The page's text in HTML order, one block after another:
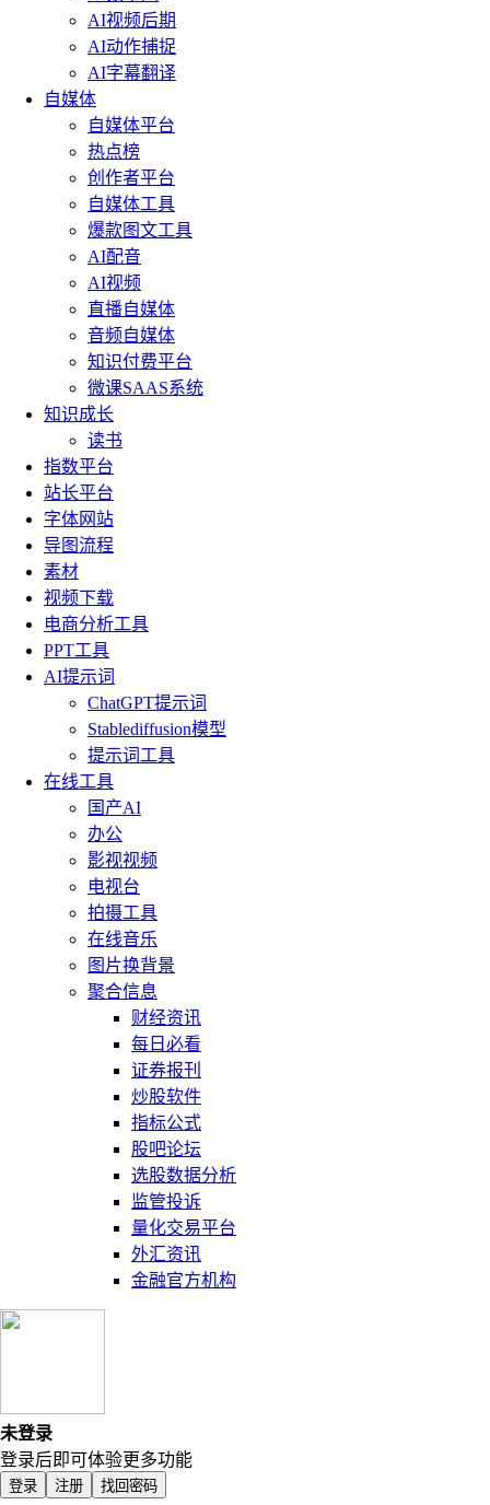
AI视频后期
AI动作捕捉
AI字幕翻译
自媒体
自媒体平台
热点榜
创作者平台
自媒体工具
爆款图文工具
AI配音
AI视频
直播自媒体
音频自媒体
知识付费平台
微课SAAS系统
知识成长
读书
指数平台
站长平台
字体网站
导图流程
素材
视频下载
电商分析工具
PPT工具
AI提示词
ChatGPT提示词
Stablediffusion模型
提示词工具
在线工具
国产AI
办公
影视视频
电视台
拍摄工具
在线音乐
图片换背景
聚合信息
财经资讯
每日必看
证券报刊
炒股软件
指标公式
股吧论坛
选股数据分析
监管投诉
量化交易平台
外汇资讯
金融官方机构
未登录
登录后即可体验更多功能
登录 注册 找回密码